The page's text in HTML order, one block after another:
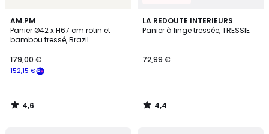
AM.PM
Panier Ø42 x H67 cm rotin et
bambou tressé, Brazil
152,15 €
179,00 €
4,6
/ 5
4,6
/
LA REDOUTE INTERIEURS
Panier à linge tressée, TRESSIE
72,99 €
4,4
/ 5
4,4
/